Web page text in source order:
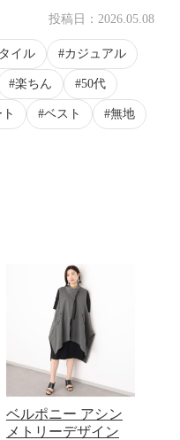
投稿日： 2026.05.08
イル カジュアル
楽ちん 50代
ベスト 無地
ベルポニー アシン
メトリーデザイン